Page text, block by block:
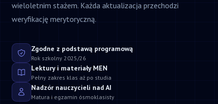
wieloletnim stażem. Każda aktualizacja przechodzi
weryfikację merytoryczną.
Zgodne z podstawą programową
Rok szkolny 2025/26
Lektury i materiały MEN
Pełny zakres klas aż po studia
Nadzór nauczycieli nad AI
Matura i egzamin ósmoklasisty